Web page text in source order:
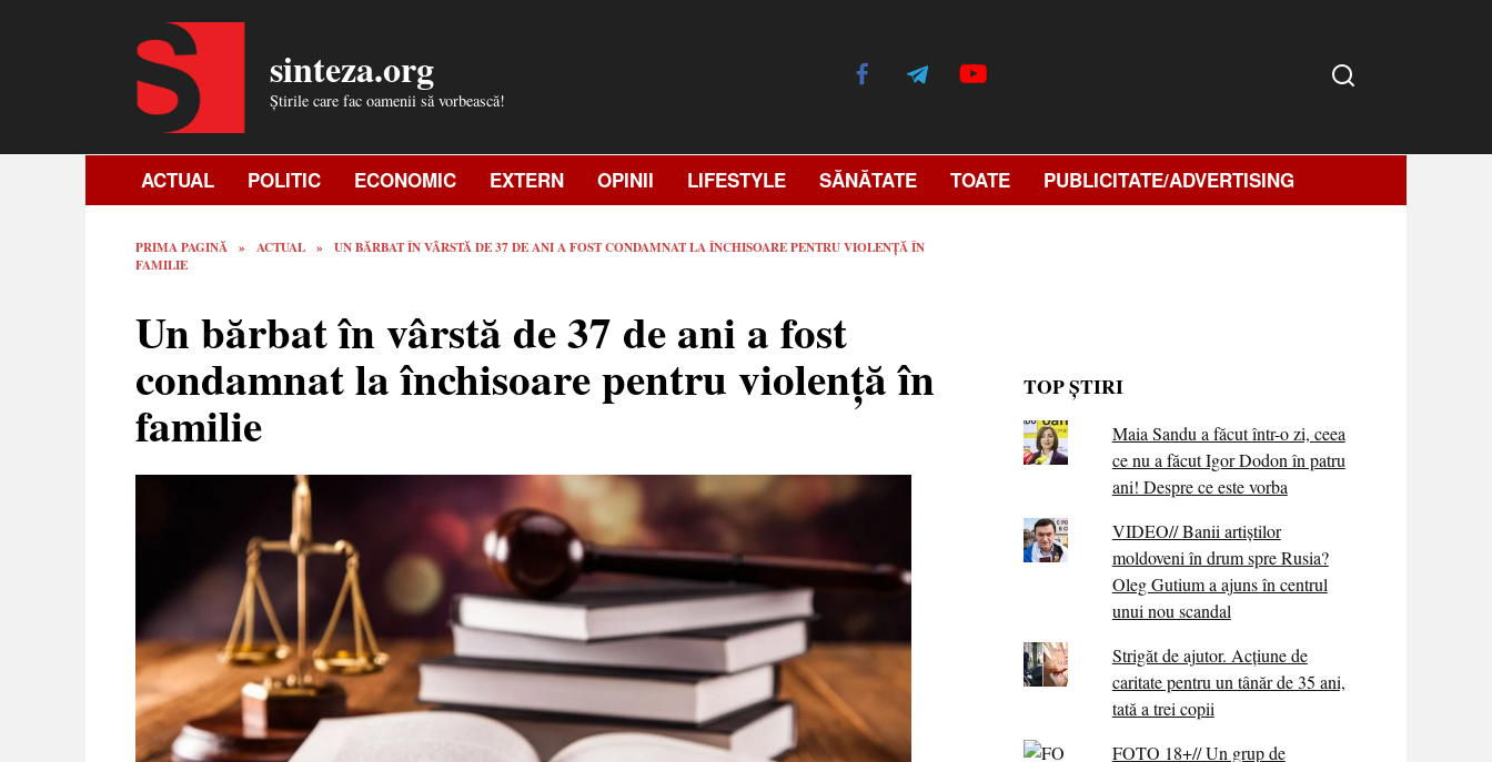
sinteza.org
Știrile care fac oamenii să vorbească!
ACTUAL POLITIC ECONOMIC EXTERN OPINII LIFESTYLE SĂNĂTATE TOATE PUBLICITATE/ADVERTISING
PRIMA PAGINĂ » ACTUAL »
UN BĂRBAT ÎN VÂRSTĂ DE 37 DE ANI A FOST CONDAMNAT LA ÎNCHISOARE PENTRU VIOLENȚĂ ÎN
FAMILIE
Un bărbat în vârstă de 37 de ani a fost
condamnat la închisoare pentru violență în
familie
TOP ȘTIRI
Maia Sandu a făcut într-o zi, ceea
ce nu a făcut Igor Dodon în patru
ani! Despre ce este vorba
VIDEO// Banii artiștilor
moldoveni în drum spre Rusia?
Oleg Gutium a ajuns în centrul
unui nou scandal
Strigăt de ajutor. Acțiune de
caritate pentru un tânăr de 35 ani,
tată a trei copii
FOTO 18+// Un grup de